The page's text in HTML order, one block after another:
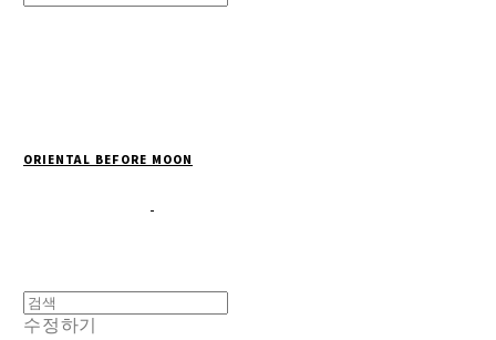
ORIENTAL BEFORE MOON
수정하기